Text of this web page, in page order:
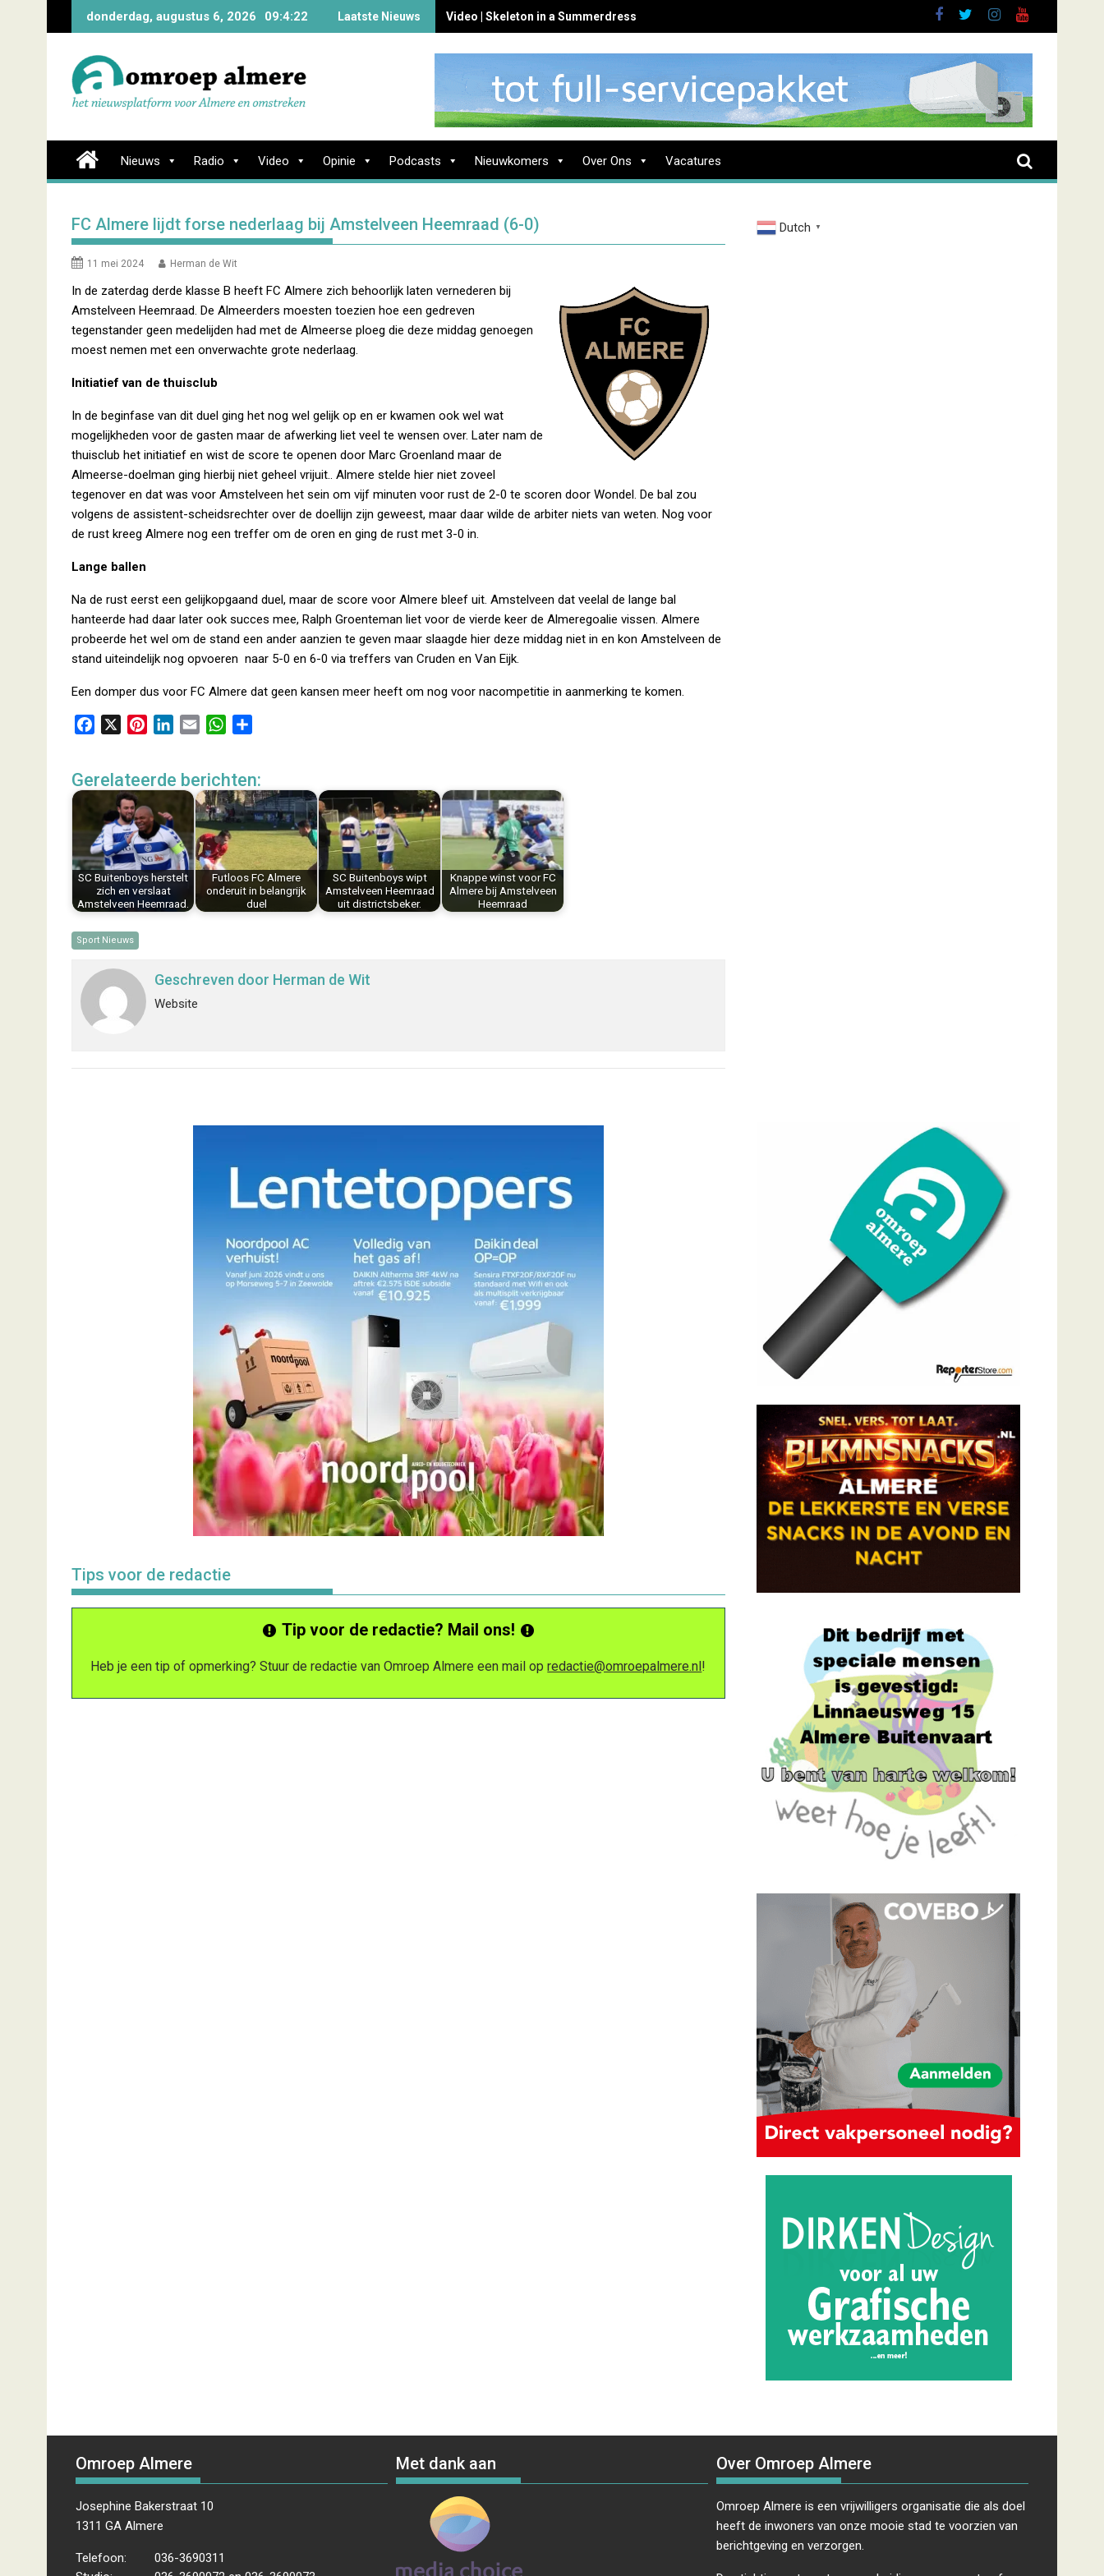
donderdag, augustus 6, 2026 09:4:22 Laatste Nieuws Video | Skeleton in a Summerdress
Nieuws Radio Video Opinie Podcasts Nieuwkomers Over Ons Vacatures
FC Almere lijdt forse nederlaag bij Amstelveen Heemraad (6-0)
11 mei 2024 Herman de Wit
In de zaterdag derde klasse B heeft FC Almere zich behoorlijk laten vernederen bij
Amstelveen Heemraad. De Almeerders moesten toezien hoe een gedreven
tegenstander geen medelijden had met de Almeerse ploeg die deze middag genoegen
moest nemen met een onverwachte grote nederlaag.
Initiatief van de thuisclub
In de beginfase van dit duel ging het nog wel gelijk op en er kwamen ook wel wat
mogelijkheden voor de gasten maar de afwerking liet veel te wensen over. Later nam de
thuisclub het initiatief en wist de score te openen door Marc Groenland maar de
Almeerse-doelman ging hierbij niet geheel vrijuit.. Almere stelde hier niet zoveel
tegenover en dat was voor Amstelveen het sein om vijf minuten voor rust de 2-0 te scoren door Wondel. De bal zou
volgens de assistent-scheidsrechter over de doellijn zijn geweest, maar daar wilde de arbiter niets van weten. Nog voor
de rust kreeg Almere nog een treffer om de oren en ging de rust met 3-0 in.
Lange ballen
Na de rust eerst een gelijkopgaand duel, maar de score voor Almere bleef uit. Amstelveen dat veelal de lange bal
hanteerde had daar later ook succes mee, Ralph Groenteman liet voor de vierde keer de Almeregoalie vissen. Almere
probeerde het wel om de stand een ander aanzien te geven maar slaagde hier deze middag niet in en kon Amstelveen de
stand uiteindelijk nog opvoeren naar 5-0 en 6-0 via treffers van Cruden en Van Eijk.
Een domper dus voor FC Almere dat geen kansen meer heeft om nog voor nacompetitie in aanmerking te komen.
e
o
k
t
e
r
e
s
t
k
I
n
i
l
W
t
s
A
p
p
e
n
Gerelateerde berichten:
SC Buitenboys herstelt
zich en verslaat
Amstelveen Heemraad.
Futloos FC Almere
onderuit in belangrijk
duel
SC Buitenboys wipt
Amstelveen Heemraad
uit districtsbeker.
Knappe winst voor FC
Almere bij Amstelveen
Heemraad
Sport Nieuws
Geschreven door Herman de Wit
Website
Tips voor de redactie
Tip voor de redactie? Mail ons!
Heb je een tip of opmerking? Stuur de redactie van Omroep Almere een mail opredactie@omroepalmere.nl!
Dutch ▼
Omroep Almere
Josephine Bakerstraat 10
1311 GA Almere
Telefoon:
036-3690311
Met dank aan Over Omroep Almere
Omroep Almere is een vrijwilligers organisatie die als doel
heeft de inwoners van onze mooie stad te voorzien van
berichtgeving en verzorgen.